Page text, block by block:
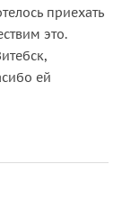
приехать
это.
ей